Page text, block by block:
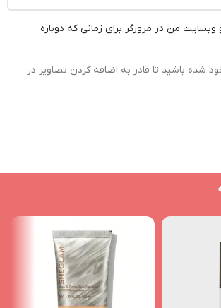
وبسایت من در مرورگر برای زمانی که دوباره
شده باشید تا قادر به اضافه کردن تصاویر در